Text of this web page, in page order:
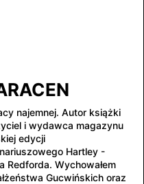
najemnej. Autor książki
i wydawca magazynu
edycji
Hartley -
Redforda. Wychowałem
Gucwińskich oraz